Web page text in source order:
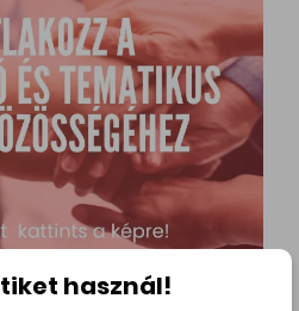
használ!